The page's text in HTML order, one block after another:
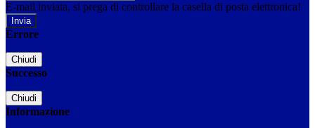
E-mail inviata, si prega di controllare la casella di posta elettronica!
Errore
Chiudi
Successo
Chiudi
Informazione